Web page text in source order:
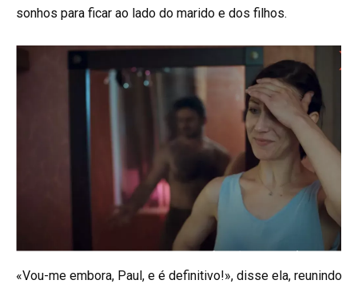
sonhos para ficar ao lado do marido e dos filhos.
«Vou-me embora, Paul, e é definitivo!», disse ela, reunindo